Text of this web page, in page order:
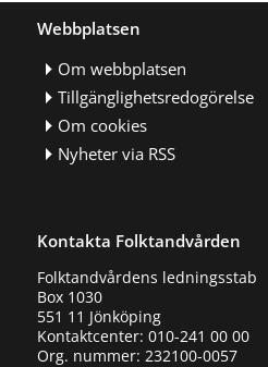
Webbplatsen
Om webbplatsen
Tillgänglighetsredogörelse
Om cookies
Nyheter via RSS
Kontakta Folktandvården
Folktandvårdens ledningsstab
Box 1030
551 11 Jönköping
Kontaktcenter: 010-241 00 00
Org. nummer: 232100-0057